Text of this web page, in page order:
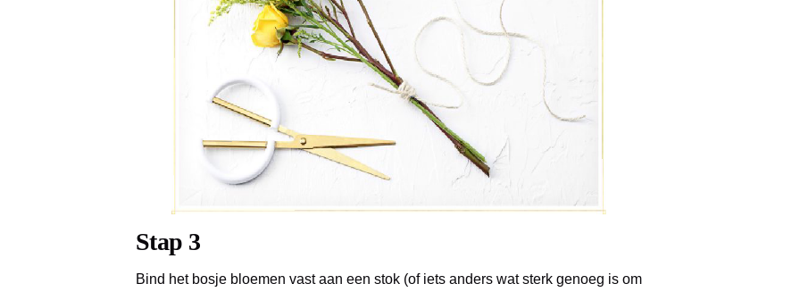
Stap 3
Bind het bosje bloemen vast aan een stok (of iets anders wat sterk genoeg is om